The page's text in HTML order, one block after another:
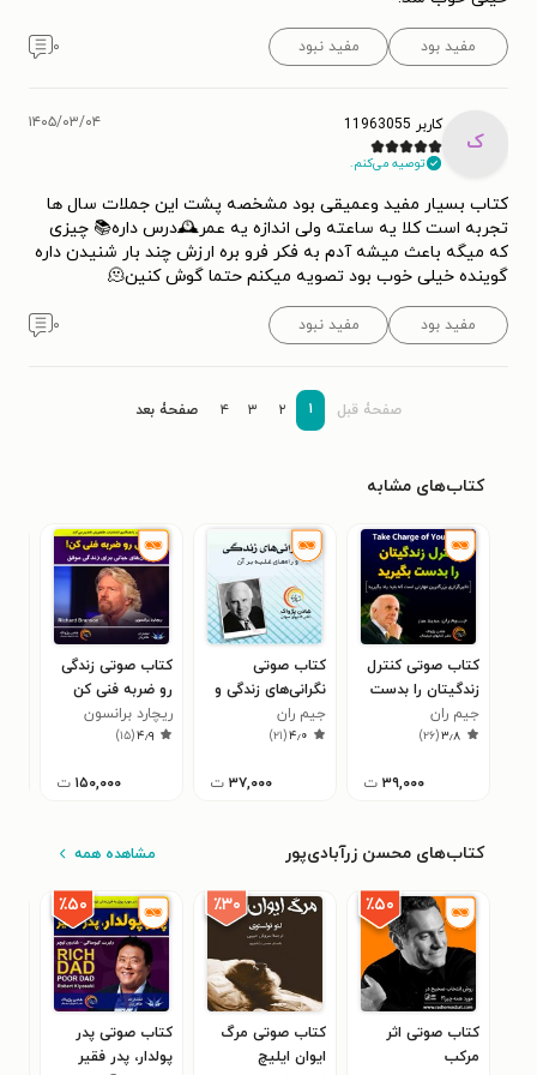
مفید بود مفید نبود ۰
ک
کاربر 11963055
توصیه می‌کنم.
۱۴۰۵/۰۳/۰۴
کتاب بسیار مفید وعمیقی بود مشخصه پشت این جملات سال ها
تجربه است کلا یه ساعته ولی اندازه یه عمر🕰درس داره📚 چیزی
که میگه باعث میشه آدم به فکر فرو بره ارزش چند بار شنیدن داره
گوینده خیلی خوب بود تصویه میکنم حتما گوش کنین🫠
مفید بود مفید نبود ۰
صفحۀ قبل ۱ ۲ ۳ ۴ صفحۀ بعد
کتاب‌های مشابه
کتاب صوتی کنترل
زندگیتان را بدست
بگیرید
جیم ران
۳٫۸(۲۶)
۳۹,۰۰۰ ت
کتاب صوتی
نگرانی‌های زندگی و
راه‌های غلبه بر آن
جیم ران
۴٫۰(۲۱)
۳۷,۰۰۰ ت
کتاب صوتی زندگی
رو ضربه فنی کن
ریچارد برانسون
۴٫۹(۱۵)
۱۵۰,۰۰۰ ت
کتاب‌های محسن زرآبادی‌پور مشاهده همه
٪۵۰
کتاب صوتی اثر
مرکب
٪۳۰
کتاب صوتی مرگ
ایوان ایلیچ
٪۵۰
کتاب صوتی پدر
پولدار، پدر فقیر